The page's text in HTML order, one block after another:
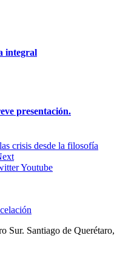
integral
presentación.
crisis desde la filosofía
Youtube
Sur. Santiago de Querétaro,